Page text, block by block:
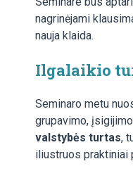
nagrinėjami
nauja klaida.
Ilgalaikio
Seminaro metu
grupavimo,
valstybės turtas,
iliustruos praktiniai